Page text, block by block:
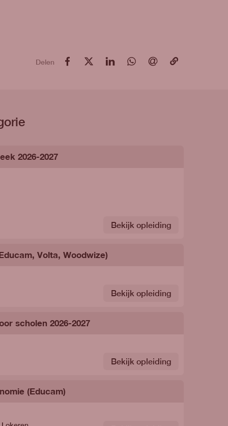
Delen op Facebook
op X op LinkedInop WhatsApp
via e-mailvia e-mail
2026-2027
Bekijk opleiding
Volta, Woodwize)
Bekijk opleiding
scholen 2026-2027
Bekijk opleiding
(Educam)